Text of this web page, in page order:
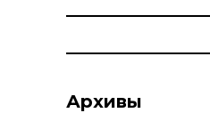
Архивы